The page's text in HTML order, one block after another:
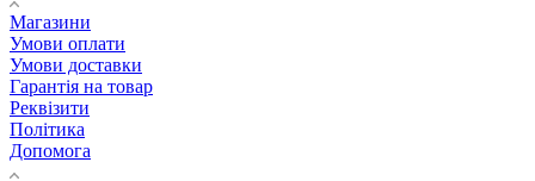
Магазини
Умови оплати
Умови доставки
Гарантія на товар
Реквізити
Політика
Допомога